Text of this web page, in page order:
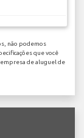
não podemos
que você
de aluguel de